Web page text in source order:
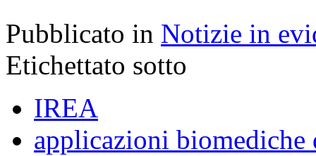
Pubblicato in Notizie in
Etichettato sotto
IREA
applicazioni